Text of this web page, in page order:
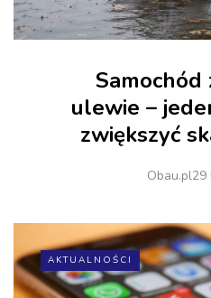
ulewie –
zwiększyć
Obau.pl29
AKTUALNOŚCI